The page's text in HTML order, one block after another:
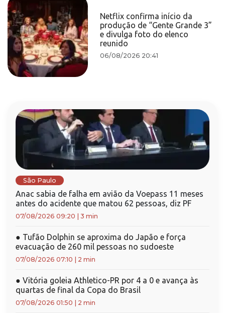
Netflix confirma início da
produção de “Gente Grande 3”
e divulga foto do elenco
reunido
06/08/2026 20:41
São Paulo
Anac sabia de falha em avião da Voepass 11 meses
antes do acidente que matou 62 pessoas, diz PF
07/08/2026 09:20 3 min
● Tufão Dolphin se aproxima do Japão e força
evacuação de 260 mil pessoas no sudoeste
07/08/2026 07:10 2 min
● Vitória goleia Athletico-PR por 4 a 0 e avança às
quartas de final da Copa do Brasil
07/08/2026 01:50 2 min